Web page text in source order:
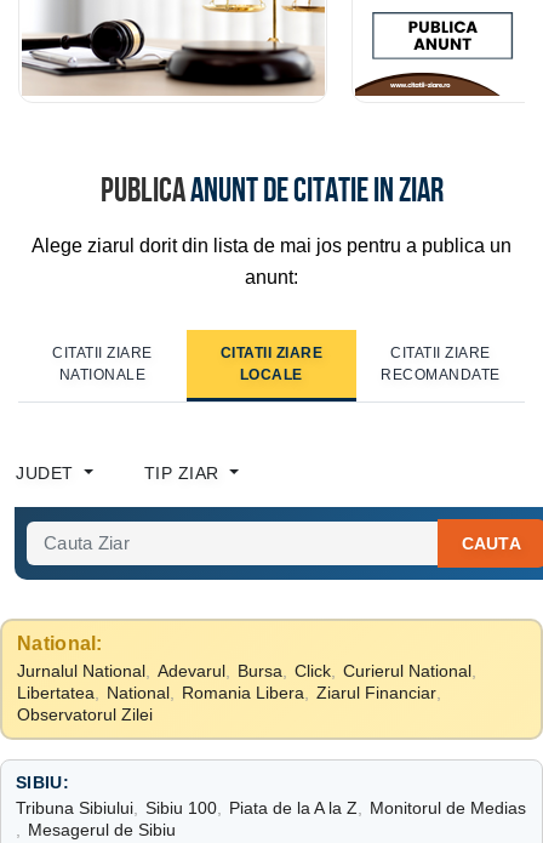
Publicaanunt de citatie in ziar
Alege ziarul dorit din lista de mai jos pentru a publica un
anunt:
CITATII ZIARE
NATIONALE
CITATII ZIARE
LOCALE
CITATII ZIARE
RECOMANDATE
JUDET TIP ZIAR
CAUTA
National:
Jurnalul National Adevarul Bursa Click Curierul National
Libertatea
National Romania Libera Ziarul Financiar
Observatorul Zilei
SIBIU:
Tribuna Sibiului
Sibiu 100 Piata de la A la Z
Monitorul de Medias
Mesagerul de Sibiu